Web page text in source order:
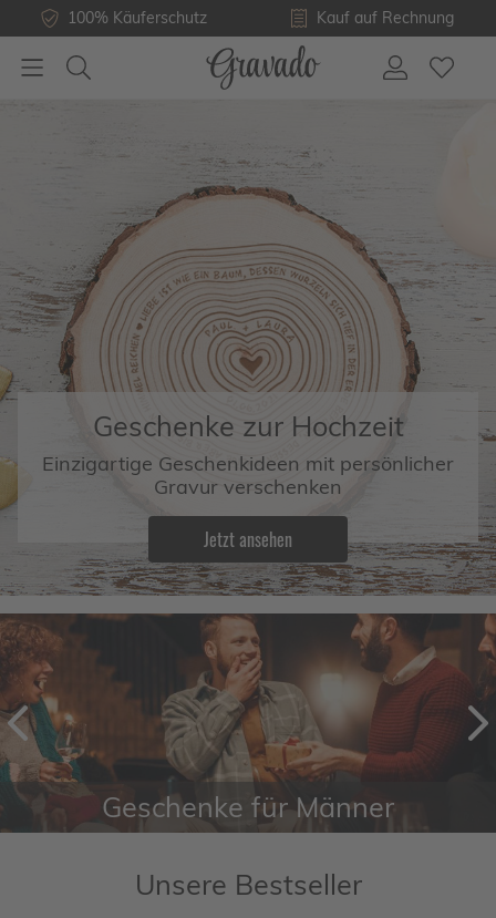
100% Käuferschutz Kauf auf Rechnung
Geschenke zur Hochzeit
Einzigartige Geschenkideen mit persönlicher
Gravur verschenken
Jetzt ansehen
Zurück
Geschenke für Männer
Unsere Bestseller